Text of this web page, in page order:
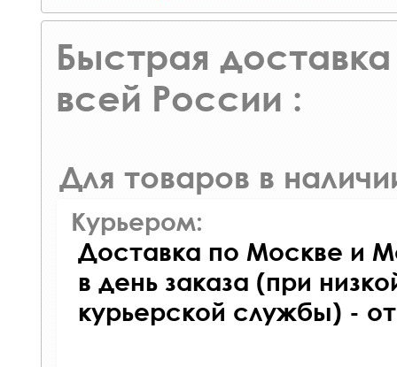
Быстрая доставка
всей России :
Для товаров в
Курьером:
Доставка по Москве и
в день заказа (при
курьерской службы) -